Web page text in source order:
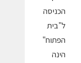
הכניסה
ל"בית
הפתוח"
הינה